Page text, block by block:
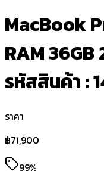
MacBook
RAM 36GB
รหัสสินค้า :
ราคา
฿71,900
99%